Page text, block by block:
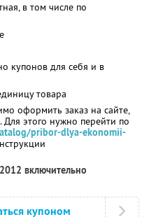
в том числе по
купонов для себя и в
товара
оформить заказ на сайте,
Для этого нужно перейти по
pribor-dlya-ekonomii-
включительно
купоном